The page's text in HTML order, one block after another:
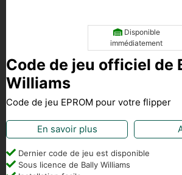
Disponible
immédiatement
Code de jeu officiel de
Williams
Code de jeu EPROM pour votre flipper
En savoir plus
Dernier code de jeu est disponible
Sous licence de Bally Williams